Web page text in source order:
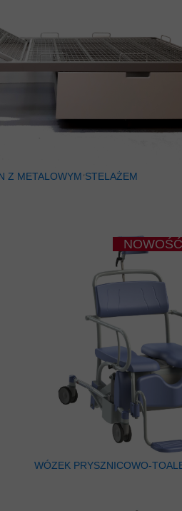
Z METALOWYM STELAŻEM
WÓZEK PRYSZNICOWO-